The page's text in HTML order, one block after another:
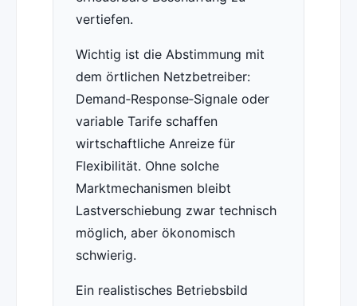
vertiefen.
Wichtig ist die Abstimmung mit
dem örtlichen Netzbetreiber:
Demand‑Response‑Signale oder
variable Tarife schaffen
wirtschaftliche Anreize für
Flexibilität. Ohne solche
Marktmechanismen bleibt
Lastverschiebung zwar technisch
möglich, aber ökonomisch
schwierig.
Ein realistisches Betriebsbild